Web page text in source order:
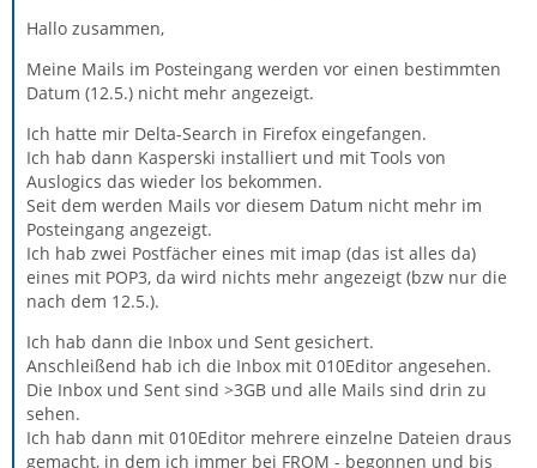
Hallo zusammen,
Meine Mails im Posteingang werden vor einen bestimmten
Datum (12.5.) nicht mehr angezeigt.
Ich hatte mir Delta-Search in Firefox eingefangen.
Ich hab dann Kasperski installiert und mit Tools von
Auslogics das wieder los bekommen.
Seit dem werden Mails vor diesem Datum nicht mehr im
Posteingang angezeigt.
Ich hab zwei Postfächer eines mit imap (das ist alles da)
eines mit POP3, da wird nichts mehr angezeigt (bzw nur die
nach dem 12.5.).
Ich hab dann die Inbox und Sent gesichert.
Anschleißend hab ich die Inbox mit 010Editor angesehen.
Die Inbox und Sent sind >3GB und alle Mails sind drin zu
sehen.
Ich hab dann mit 010Editor mehrere einzelne Dateien draus
gemacht, in dem ich immer bei FROM - begonnen und bis